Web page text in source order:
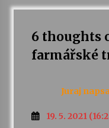
6 thoughts
farmářské
Juraj
19. 5. 2021